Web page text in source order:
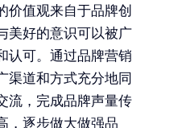
价值观来自于品牌创
美好的意识可以被广
认可。通过品牌营销
渠道和方式充分地同
流，完成品牌声量传
，逐步做大做强品